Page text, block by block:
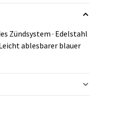
Zündsystem · Edelstahl
ablesbarer blauer